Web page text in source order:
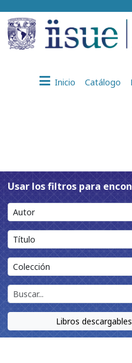
Inicio Catálogo
Usar los filtros para
Libros descargables